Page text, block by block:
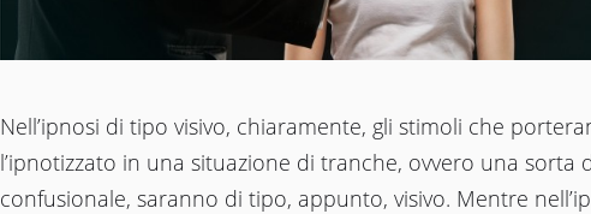
Nell’ipnosi di tipo visivo, chiaramente, gli stimoli che
l’ipnotizzato in una situazione di tranche, ovvero una sorta
confusionale, saranno di tipo, appunto, visivo. Mentre